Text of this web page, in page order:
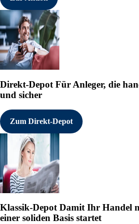
Direkt-Depot Für Anleger, die
und sicher
Zum Direkt-Depot
Klassik-DepotDamit Ihr Handel
einer soliden Basis startet